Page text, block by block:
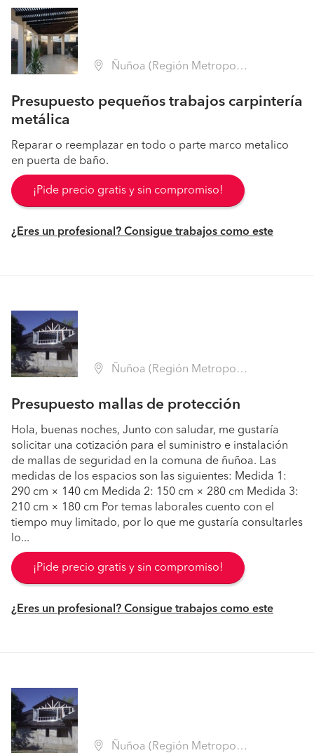
Ñuñoa (Región Metropolitana - Santiago)
Presupuesto pequeños trabajos carpintería
metálica
Reparar o reemplazar en todo o parte marco metalico
en puerta de baño.
¡Pide precio gratis y sin compromiso!
¿Eres un profesional? Consigue trabajos como este
Ñuñoa (Región Metropolitana - Santiago)
Presupuesto mallas de protección
Hola, buenas noches, Junto con saludar, me gustaría
solicitar una cotización para el suministro e instalación
de mallas de seguridad en la comuna de ñuñoa. Las
medidas de los espacios son las siguientes: Medida 1:
290 cm × 140 cm Medida 2: 150 cm × 280 cm Medida 3:
210 cm × 180 cm Por temas laborales cuento con el
tiempo muy limitado, por lo que me gustaría consultarles
lo...
¡Pide precio gratis y sin compromiso!
¿Eres un profesional? Consigue trabajos como este
Ñuñoa (Región Metropolitana - Santiago)